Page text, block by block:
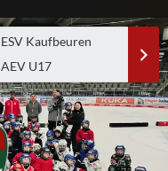
ESV Kaufbeuren
AEV U17